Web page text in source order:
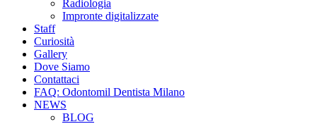
Radiologia
Impronte digitalizzate
Staff
Curiosità
Gallery
Dove Siamo
Contattaci
FAQ: Odontomil Dentista Milano
NEWS
BLOG